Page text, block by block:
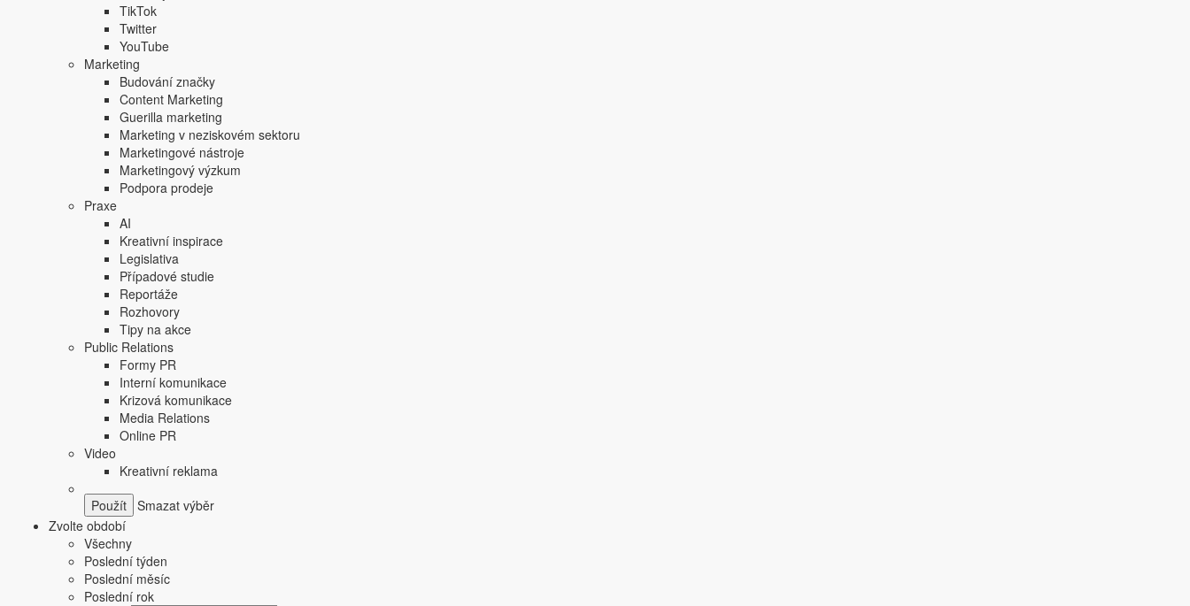
TikTok
Twitter
YouTube
Marketing
Budování značky
Content Marketing
Guerilla marketing
Marketing v neziskovém sektoru
Marketingové nástroje
Marketingový výzkum
Podpora prodeje
Praxe
AI
Kreativní inspirace
Legislativa
Případové studie
Reportáže
Rozhovory
Tipy na akce
Public Relations
Formy PR
Interní komunikace
Krizová komunikace
Media Relations
Online PR
Video
Kreativní reklama
Smazat výběr
Zvolte období
Všechny
Poslední týden
Poslední měsíc
Poslední rok
Jak na odpovědnou komunikaci
Součástí programu bude i blok „Odpovědná komunikace“ ve spolupráci se spolkem Nelež a pod záštitou Svazu průmyslu a dopravy ČR. Odpovědnost za kontext, ve kterém se značka
pohybuje v offline nebo online prostředí, začíná totiž být pro mnohé firmy zásadním bodem komunikace. Vystoupí světoznámá odbornice na dezinformace Jessikka Aro. Finská
investigativní novinářka a autorka knihy
Dalším z řečníků bude
metodika dokážou efektivně zvyšovat růst firem, motivovat zaměstnance, zefektivnit sociální dopad a inspirovat zákazníky.
Communication Summit pořádá Blue Events od roku 2018 s cílem ukázat, že kvalitní komunikace vede k lepším finančním výsledkům i pozitivnímu společenskému dopadu. Díky této
akci se daří spojovat všechny komunikační profesionály, ať už pracují v oddělení marketingu nebo v PR.
Spolek Nelež apeluje od roku 2020 na zadavatele reklamy, aby svými mediálními rozpočty
a zadávanou inzercí nefinancovali subjekty, které mají zájem na šíření dezinformačního obsahu a jeho monetizaci. K jeho výzvě se již připojilo přes 200 reklamních zadavatelů.
Štítky dokumentu:
Sdílejte tento článek: